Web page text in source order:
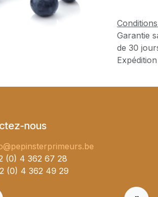
Garantie
de 30
nous
(0) 4 362 67 28
(0) 4 362 49 29